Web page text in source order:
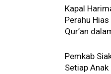
Kapal
Perahu
Qur’an
Pemkab
Setiap Anak